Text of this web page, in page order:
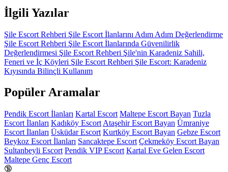
İlgili Yazılar
Şile Escort Rehberi Şile Escort İlanlarını Adım Adım Değerlendirme
Şile Escort Rehberi Şile Escort İlanlarında Güvenilirlik
Değerlendirmesi Şile Escort Rehberi Şile'nin Karadeniz Sahili,
Feneri ve İç Köyleri Şile Escort Rehberi Şile Escort: Karadeniz
Kıyısında Bilinçli Kullanım
Popüler Aramalar
Pendik Escort İlanları Kartal Escort Maltepe Escort Bayan Tuzla
Escort İlanları Kadıköy Escort Ataşehir Escort Bayan Ümraniye
Escort İlanları Üsküdar Escort Kurtköy Escort Bayan Gebze Escort
Beykoz Escort İlanları Sancaktepe Escort Çekmeköy Escort Bayan
Sultanbeyli Escort Pendik VIP Escort Kartal Eve Gelen Escort
Maltepe Genç Escort
🔞